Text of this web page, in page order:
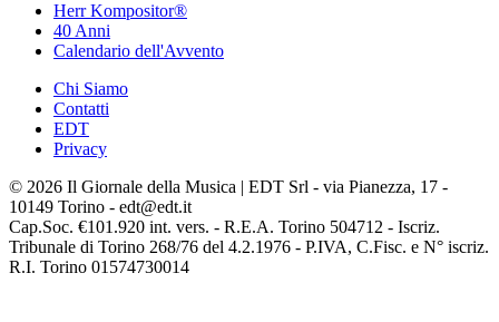
Herr Kompositor®
40 Anni
Calendario dell'Avvento
Chi Siamo
Contatti
EDT
Privacy
© 2026 Il Giornale della Musica | EDT Srl - via Pianezza, 17 -
10149 Torino - edt@edt.it
Cap.Soc. €101.920 int. vers. - R.E.A. Torino 504712 - Iscriz.
Tribunale di Torino 268/76 del 4.2.1976 - P.IVA, C.Fisc. e N° iscriz.
R.I. Torino 01574730014